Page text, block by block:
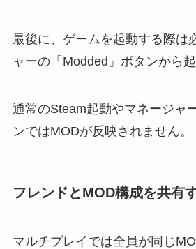
最後に、ゲームを起動する際は
ャーの「Modded」ボタンから
通常のSteam起動やマネージャ
ンではMODが反映されません。
フレンドとMOD構成を共有
マルチプレイでは全員が同じ